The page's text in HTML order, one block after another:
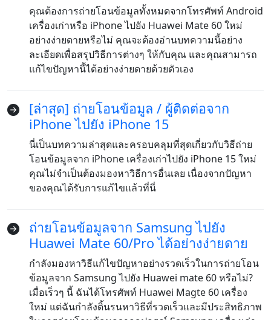
คุณต้องการถ่ายโอนข้อมูลทั้งหมดจากโทรศัพท์ Android
เครื่องเก่าหรือ iPhone ไปยัง Huawei Mate 60 ใหม่
อย่างง่ายดายหรือไม่ คุณจะต้องอ่านบทความนี้อย่าง
ละเอียดเพื่อสรุปวิธีการต่างๆ ให้กับคุณ และคุณสามารถ
แก้ไขปัญหานี้ได้อย่างง่ายดายด้วยตัวเอง
[ล่าสุด] ถ่ายโอนข้อมูล / ผู้ติดต่อจาก
iPhone ไปยัง iPhone 15
นี่เป็นบทความล่าสุดและครอบคลุมที่สุดเกี่ยวกับวิธีถ่าย
โอนข้อมูลจาก iPhone เครื่องเก่าไปยัง iPhone 15 ใหม่
คุณไม่จำเป็นต้องมองหาวิธีการอื่นเลย เนื่องจากปัญหา
ของคุณได้รับการแก้ไขแล้วที่นี่
ถ่ายโอนข้อมูลจาก Samsung ไปยัง
Huawei Mate 60/Pro ได้อย่างง่ายดาย
กำลังมองหาวิธีแก้ไขปัญหาอย่างรวดเร็วในการถ่ายโอน
ข้อมูลจาก Samsung ไปยัง Huawei mate 60 หรือไม่?
เมื่อเร็วๆ นี้ ฉันได้โทรศัพท์ Huawei Magte 60 เครื่อง
ใหม่ แต่ฉันกำลังดิ้นรนหาวิธีที่รวดเร็วและมีประสิทธิภาพ